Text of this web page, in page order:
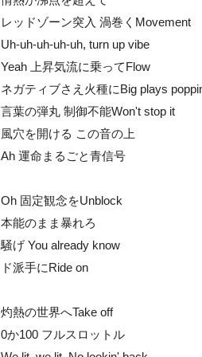
レッドゾーン突入 渦巻くMovement
Uh-uh-uh-uh-uh, turn up vibe
Yeah 上昇気流に乗ってFlow
ネガティブさえ火種にBig plays
言葉の弾丸 制御不能Won't stop it
風穴を開ける この音の上
Ah 運命まるごと青信号
Oh 固定観念をUnblock
本能のまま暴れろ
騒げ You already know
ド派手にRide on
灼熱の世界へTake off
0か100 フルスロットル